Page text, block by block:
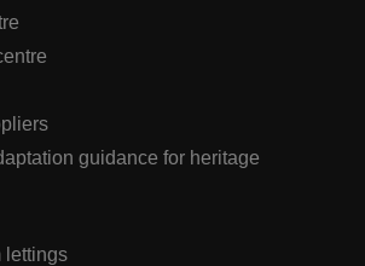
guidance for heritage
lettings